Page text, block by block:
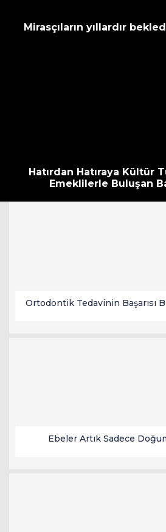
Mirasçıların yıllardır
Hatırdan Hatıraya Kültür
Emeklilerle Buluşan
Ortodontik Tedavinin Başarısı
Ebeler Artık Sadece